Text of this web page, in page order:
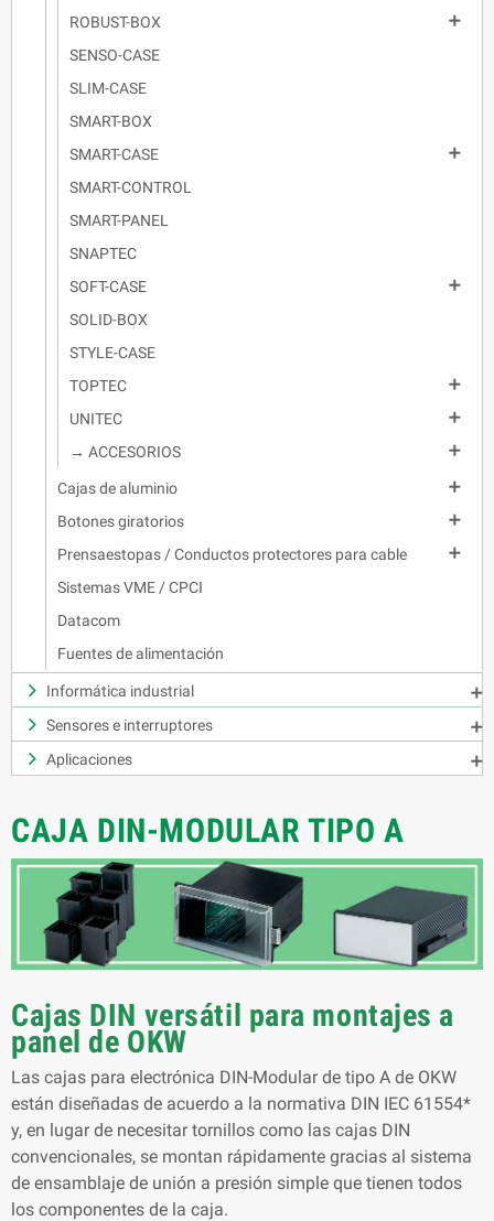
ROBUST-BOX

SENSO-CASE
SLIM-CASE
SMART-BOX
SMART-CASE

SMART-CONTROL
SMART-PANEL
SNAPTEC
SOFT-CASE

SOLID-BOX
STYLE-CASE
TOPTEC

UNITEC

→ ACCESORIOS

Cajas de aluminio

Botones giratorios

Prensaestopas / Conductos protectores para cable

Sistemas VME / CPCI
Datacom
Fuentes de alimentación
Informática industrial

Sensores e interruptores

Aplicaciones

CAJA DIN-MODULAR TIPO A
Cajas DIN versátil para montajes a
panel de OKW
Las cajas para electrónica DIN-Modular de tipo A de OKW
están diseñadas de acuerdo a la normativa DIN IEC 61554*
y, en lugar de necesitar tornillos como las cajas DIN
convencionales, se montan rápidamente gracias al sistema
de ensamblaje de unión a presión simple que tienen todos
los componentes de la caja.